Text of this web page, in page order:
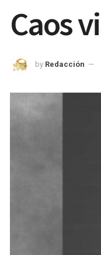
Caos
by Redacción